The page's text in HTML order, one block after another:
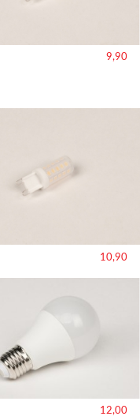
9,90
10,90
12,00